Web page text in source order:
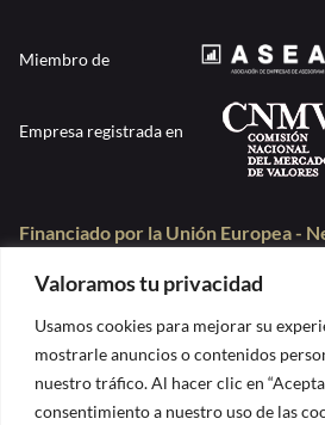
Valoramos tu privacidad
Usamos cookies para mejorar su
mostrarle anuncios o contenidos
nuestro tráfico. Al hacer clic en
consentimiento a nuestro uso de las
Miembro de
Empresa registrada en
Financiado por la Unión Europea -